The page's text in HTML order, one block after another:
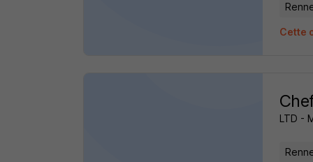
Cette
LTD -